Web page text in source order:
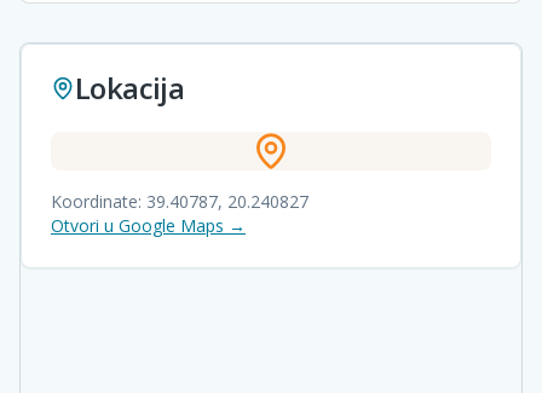
Lokacija
Koordinate: 39.40787, 20.240827
Otvori u Google Maps →